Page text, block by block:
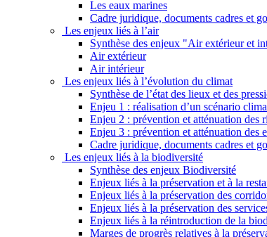
Les eaux marines
Cadre juridique, documents cadres et
Les enjeux liés à l’air
Synthèse des enjeux "Air extérieur et
Air extérieur
Air intérieur
Les enjeux liés à l’évolution du climat
Synthèse de l’état des lieux et des
Enjeu 1 : réalisation d’un scénario
Enjeu 2 : prévention et atténuation des
Enjeu 3 : prévention et atténuation
Cadre juridique, documents cadres et
Les enjeux liés à la biodiversité
Synthèse des enjeux Biodiversité
Enjeux liés à la préservation et à la
Enjeux liés à la préservation des
Enjeux liés à la préservation des
Enjeux liés à la réintroduction de la
Marges de progrès relatives à la